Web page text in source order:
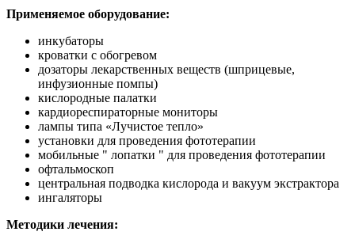
Применяемое оборудование:
инкубаторы
кроватки с обогревом
дозаторы лекарственных веществ (шприцевые,
инфузионные помпы)
кислородные палатки
кардиореспираторные монитoры
лампы типа «Лучистое тепло»
установки для проведения фототерапии
мобильные " лопатки " для проведения фототерапии
офтальмоскоп
центральная подводка кислорода и вакуум экстрактора
ингаляторы
Методики лечения: